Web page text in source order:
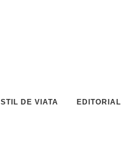
STIL DE VIATA EDITORIAL